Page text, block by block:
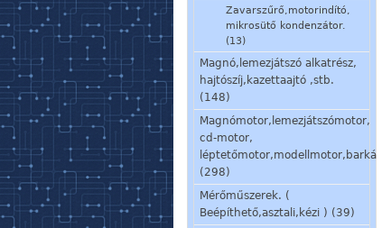
Zavarszűrő,motorindító,
mikrosütő kondenzátor.
(13)
Magnó,lemezjátszó alkatrész,
hajtószíj,kazettaajtó ,stb.
(148)
Magnómotor,lemezjátszómotor,
cd-motor,
(298)
Mérőműszerek. (
Beépíthető,asztali,kézi ) (39)